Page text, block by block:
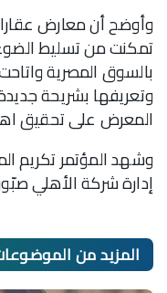
وأوضح أن معارض
تمكنت من تسليط
بالسوق المصرية
وتعريفها بشريحة
المعرض على تحقيق
وشهد المؤتمر تكريم
إدارة شركة الأهلي
المزيد من